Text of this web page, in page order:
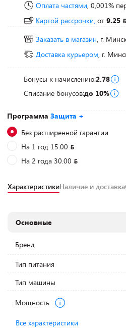
Программа Защита +
Без расширенной гарантии
На 1 год 15.00
На 2 года 30.00
Оплата частями, 0,001%
Картой рассрочки, от 9.25
Заказать в магазин, г.
Доставка курьером, г.
Бонусы к начислению:2.78
Списание бонусов:до 10%
ХарактеристикиНаличие и доставка
Основные
Бренд
Тип питания
Тип машины
Мощность
Все характеристики